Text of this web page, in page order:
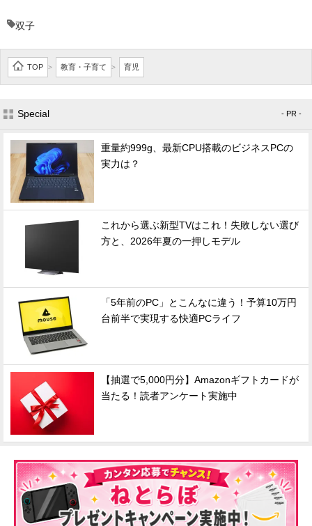
双子
TOP > 教育・子育て > 育児
Special - PR -
重量約999g、最新CPU搭載のビジネスPCの
実力は？
これから選ぶ新型TVはこれ！失敗しない選び
方と、2026年夏の一押しモデル
「5年前のPC」とこんなに違う！予算10万円
台前半で実現する快適PCライフ
【抽選で5,000円分】Amazonギフトカードが
当たる！読者アンケート実施中